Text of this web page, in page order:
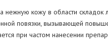
кожу в области
повязки, вызывающей
при частом нанесении